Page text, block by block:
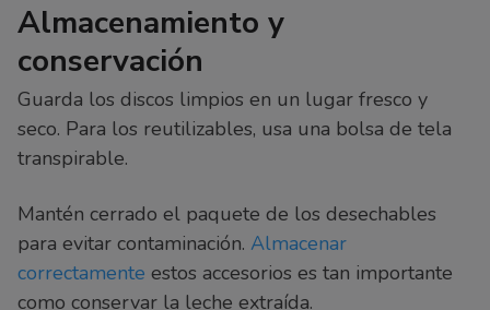
Almacenamiento y
conservación
Guarda los discos limpios en un lugar fresco y
seco. Para los reutilizables, usa una bolsa de tela
transpirable.
Mantén cerrado el paquete de los desechables
para evitar contaminación. Almacenar
correctamente estos accesorios es tan importante
como conservar la leche extraída.